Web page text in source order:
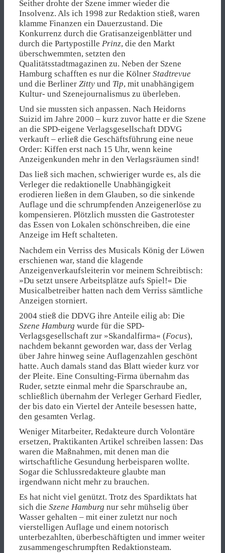
Seither drohte der Szene immer wieder die
Insolvenz. Als ich 1998 zur Redaktion stieß, waren
klamme Finanzen ein Dauerzustand. Die
Konkurrenz durch die Gratisanzeigenblätter und
durch die Partypostille Prinz, die den Markt
überschwemmten, setzten den
Qualitätsstadtmagazinen zu. Neben der Szene
Hamburg schafften es nur die Kölner Stadtrevue
und die Berliner Zitty und Tip, mit unabhängigem
Kultur- und Szenejournalismus zu überleben.
Und sie mussten sich anpassen. Nach Heidorns
Suizid im Jahre 2000 – kurz zuvor hatte er die Szene
an die SPD-eigene Verlagsgesellschaft DDVG
verkauft – erließ die Geschäftsführung eine neue
Order: Kiffen erst nach 15 Uhr, wenn keine
Anzeigenkunden mehr in den Verlagsräumen sind!
Das ließ sich machen, schwieriger wurde es, als die
Verleger die redaktionelle Unabhängigkeit
erodieren ließen in dem Glauben, so die sinkende
Auflage und die schrumpfenden Anzeigenerlöse zu
kompensieren. Plötzlich mussten die Gastrotester
das Essen von Lokalen schönschreiben, die eine
Anzeige im Heft schalteten.
Nachdem ein Verriss des Musicals König der Löwen
erschienen war, stand die klagende
Anzeigenverkaufsleiterin vor meinem Schreibtisch:
»Du setzt unsere Arbeitsplätze aufs Spiel!« Die
Musicalbetreiber hatten nach dem Verriss sämtliche
Anzeigen storniert.
2004 stieß die DDVG ihre Anteile eilig ab: Die
Szene Hamburg wurde für die SPD-
Verlagsgesellschaft zur »Skandalfirma« (Focus),
nachdem bekannt geworden war, dass der Verlag
über Jahre hinweg seine Auflagenzahlen geschönt
hatte. Auch damals stand das Blatt wieder kurz vor
der Pleite. Eine Consulting-Firma übernahm das
Ruder, setzte einmal mehr die Sparschraube an,
schließlich übernahm der Verleger Gerhard Fiedler,
der bis dato ein Viertel der Anteile besessen hatte,
den gesamten Verlag.
Weniger Mitarbeiter, Redakteure durch Volontäre
ersetzen, Praktikanten Artikel schreiben lassen: Das
waren die Maßnahmen, mit denen man die
wirtschaftliche Gesundung herbeisparen wollte.
Sogar die Schlussredakteure glaubte man
irgendwann nicht mehr zu brauchen.
Es hat nicht viel genützt. Trotz des Spardiktats hat
sich die Szene Hamburg nur sehr mühselig über
Wasser gehalten – mit einer zuletzt nur noch
vierstelligen Auflage und einem notorisch
unterbezahlten, überbeschäftigten und immer weiter
zusammengeschrumpften Redaktionsteam.